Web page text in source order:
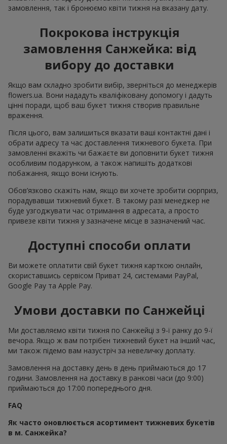
замовлення, так і бронюємо квіти тижня на вказану дату.
Покрокова інструкція
замовлення Санжейка: від
вибору до доставки
Якщо вам складно зробити вибір, зверніться до менеджерів
flowers.ua. Вони нададуть кваліфіковану допомогу і дадуть
цінні поради, щоб ваш букет тижня створив правильне
враження.
Після цього, вам залишиться вказати ваші контактні дані і
обрати адресу та час доставлення тижневого букета. При
замовленні вкажіть чи бажаєте ви доповнити букет тижня
особливим подарунком, а також напишіть додаткові
побажання, якщо вони існують.
Обов’язково скажіть нам, якщо ви хочете зробити сюрприз,
порадувавши тижневий букет. В такому разі менеджер не
буде узгоджувати час отримання в адресата, а просто
привезе квіти тижня у зазначене місце в зазначений час.
Доступні способи оплати
Ви можете оплатити свій букет тижня карткою онлайн,
скориставшись сервісом Приват 24, системами PayPal,
Google Pay та Apple Pay.
Умови доставки по Санжейці
Ми доставляємо квіти тижня по Санжейці з 9-ї ранку до 9-ї
вечора. Якщо ж вам потрібен тижневий букет на інший час,
ми також підемо вам назустріч за невеличку доплату.
Замовлення на доставку день в день приймаються до 17
години. Замовлення на доставку в ранкові часи (до 9:00)
приймаються до 17:00 попереднього дня.
FAQ
Як часто оновлюється асортимент тижневих букетів
в м. Санжейка?